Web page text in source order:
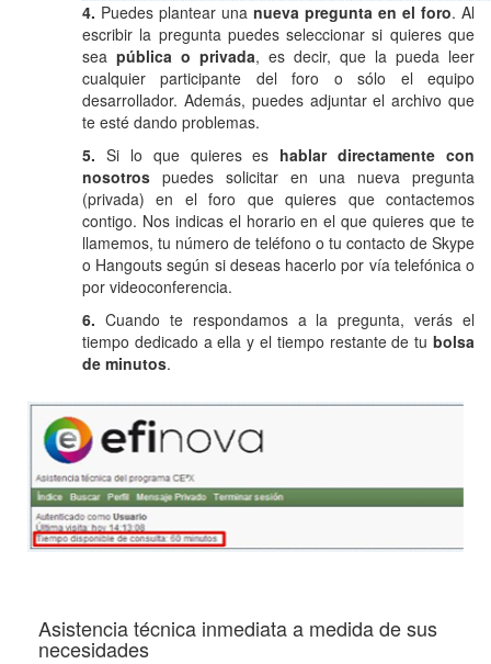
4. Puedes plantear una nueva pregunta en el foro. Al
escribir la pregunta puedes seleccionar si quieres que
sea pública o privada, es decir, que la pueda leer
cualquier participante del foro o sólo el equipo
desarrollador. Además, puedes adjuntar el archivo que
te esté dando problemas.
5. Si lo que quieres es hablar directamente con
nosotros puedes solicitar en una nueva pregunta
(privada) en el foro que quieres que contactemos
contigo. Nos indicas el horario en el que quieres que te
llamemos, tu número de teléfono o tu contacto de Skype
o Hangouts según si deseas hacerlo por vía telefónica o
por videoconferencia.
6. Cuando te respondamos a la pregunta, verás el
tiempo dedicado a ella y el tiempo restante de tu bolsa
de minutos.
Asistencia técnica inmediata a medida de sus
necesidades